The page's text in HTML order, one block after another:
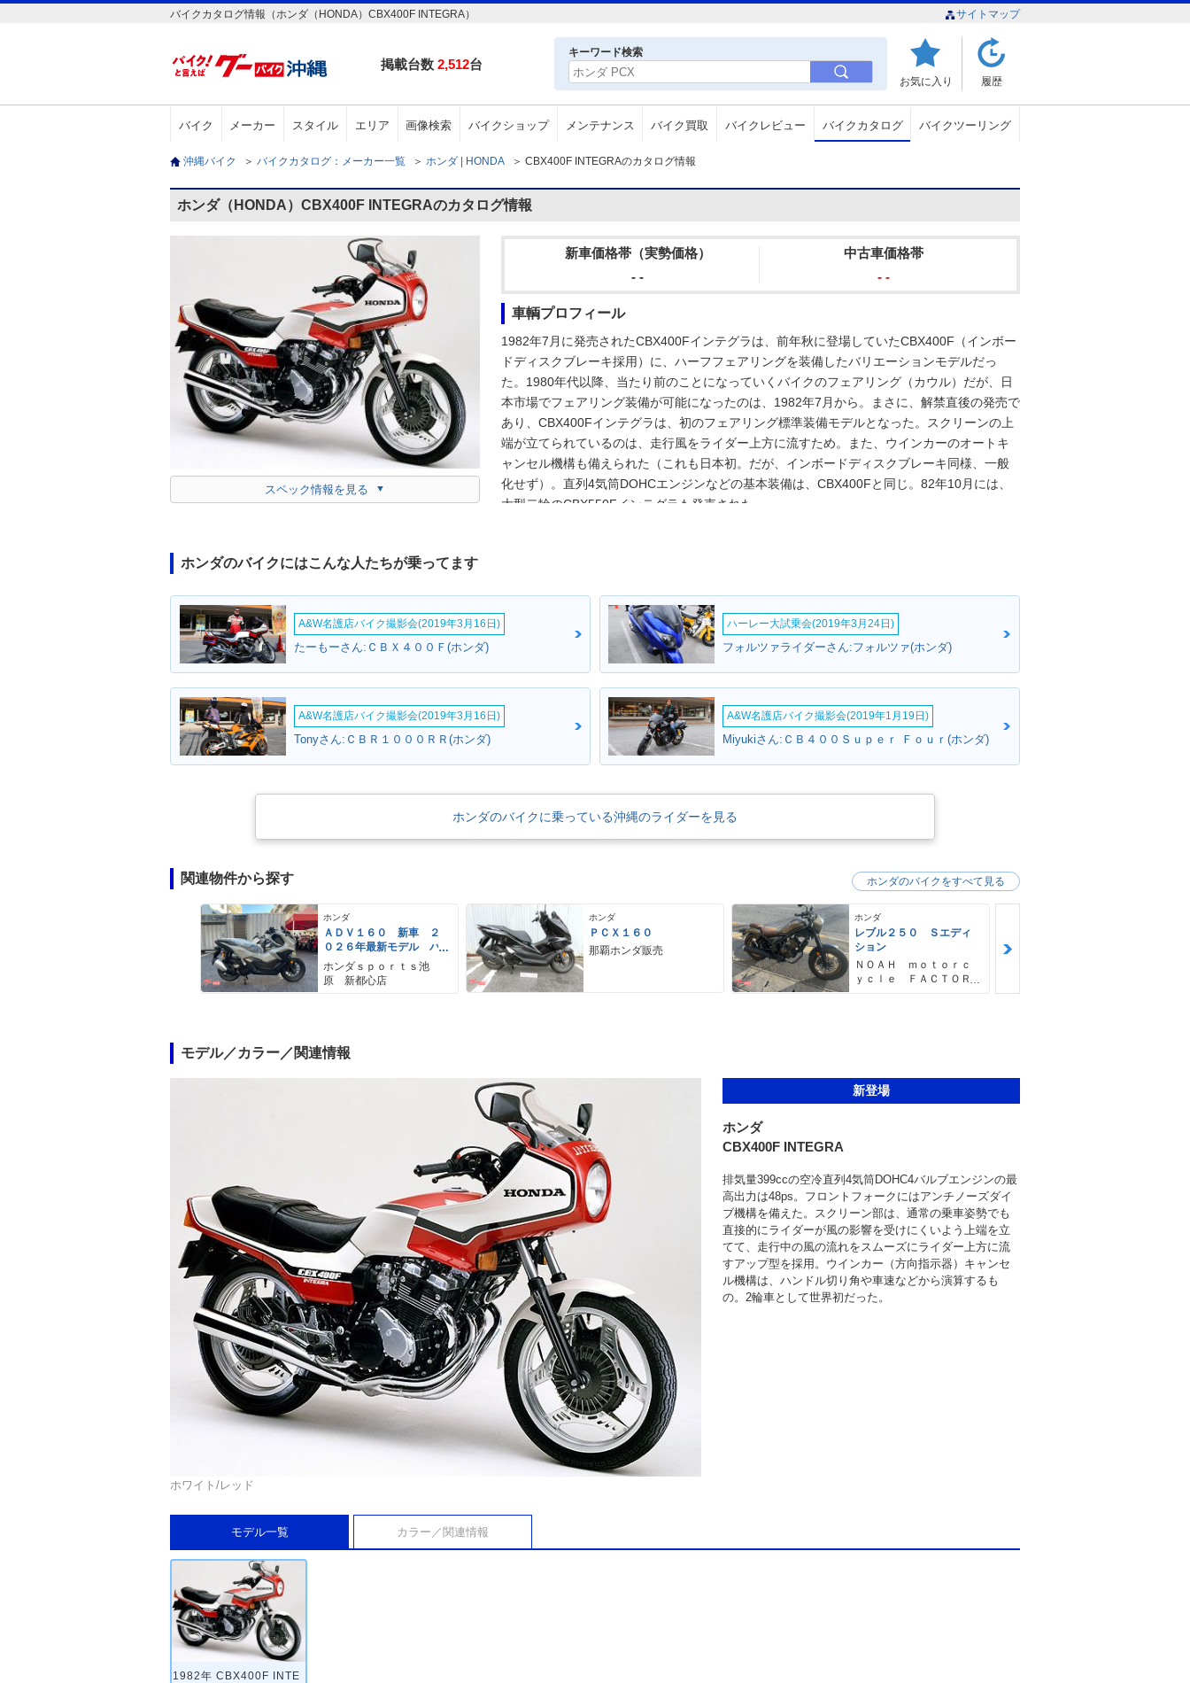
バイクカタログ情報（ホンダ（HONDA）CBX400F INTEGRA） サイトマップ
掲載台数 2,512台
キーワード検索
お気に入り 履歴
バイク メーカー スタイル エリア 画像検索 バイクショップ メンテナンス バイク買取 バイクレビュー バイクカタログ バイクツーリング
沖縄バイク ＞ バイクカタログ：メーカー一覧 ＞ ホンダ | HONDA ＞ CBX400F INTEGRAのカタログ情報
ホンダ（HONDA）CBX400F INTEGRAのカタログ情報
スペック情報を見る
新車価格帯（実勢価格）
- -
中古車価格帯
- -
車輌プロフィール
1982年7月に発売されたCBX400Fインテグラは、前年秋に登場していたCBX400F（インボー
ドディスクブレーキ採用）に、ハーフフェアリングを装備したバリエーションモデルだっ
た。1980年代以降、当たり前のことになっていくバイクのフェアリング（カウル）だが、日
本市場でフェアリング装備が可能になったのは、1982年7月から。まさに、解禁直後の発売で
あり、CBX400Fインテグラは、初のフェアリング標準装備モデルとなった。スクリーンの上
端が立てられているのは、走行風をライダー上方に流すため。また、ウインカーのオートキ
ャンセル機構も備えられた（これも日本初。だが、インボードディスクブレーキ同様、一般
化せず）。直列4気筒DOHCエンジンなどの基本装備は、CBX400Fと同じ。82年10月には、
大型二輪のCBX550Fインテグラも発売された。
ホンダのバイクにはこんな人たちが乗ってます
A&W名護店バイク撮影会(2019年3月16日)
たーもーさん:ＣＢＸ４００Ｆ(ホンダ)
ハーレー大試乗会(2019年3月24日)
フォルツァライダーさん:フォルツァ(ホンダ)
A&W名護店バイク撮影会(2019年3月16日)
Tonyさん:ＣＢＲ１０００ＲＲ(ホンダ)
A&W名護店バイク撮影会(2019年1月19日)
Miyukiさん:ＣＢ４００Ｓｕｐｅｒ Ｆｏｕｒ(ホンダ)
ホンダのバイクに乗っている沖縄のライダーを見る
関連物件から探す
ホンダ
ＡＤＶ１６０ 新車 ２
０２６年最新モデル パ
ールスモーキーグレー
スマートキー ２９Ｌ
メットイン ＵＳＢ Ｔ
ホンダｓｐｏｒｔｓ池
原 新都心店
ホンダ
ＰＣＸ１６０
那覇ホンダ販売
ホンダ
レブル２５０ Ｓエディ
ション
ＮＯＡＨ ｍｏｔｏｒｃ
ｙｃｌｅ ＦＡＣＴＯＲ
ホンダのバイクをすべて見る
モデル／カラー／関連情報
ホワイト/レッド
新登場
ホンダ
CBX400F INTEGRA
排気量399ccの空冷直列4気筒DOHC4バルブエンジンの最
高出力は48ps。フロントフォークにはアンチノーズダイ
ブ機構を備えた。スクリーン部は、通常の乗車姿勢でも
直接的にライダーが風の影響を受けにくいよう上端を立
てて、走行中の風の流れをスムーズにライダー上方に流
すアップ型を採用。ウインカー（方向指示器）キャンセ
ル機構は、ハンドル切り角や車速などから演算するも
の。2輪車として世界初だった。
モデル一覧 カラー／関連情報
1982年 CBX400F INTE